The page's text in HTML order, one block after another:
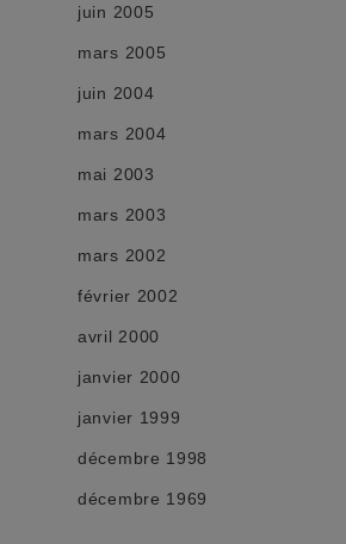
juin 2005
mars 2005
juin 2004
mars 2004
mai 2003
mars 2003
mars 2002
février 2002
avril 2000
janvier 2000
janvier 1999
décembre 1998
décembre 1969